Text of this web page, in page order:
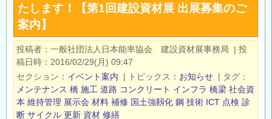
者
に
向
け
2
つ
の
たします！【第1回建設資材展 出展募集のご
案内】
投稿者 一般社団法人日本能率協会 建設資材展事務局 | 投
稿日時
2016/02/29(月) 09:47
セクション
イベント案内 | トピックス お知らせ | タグ
メンテナンス 橋 施工 道路 コンクリート インフラ 橋梁 社会資
本 維持管理 展示会 材料 補修 国土強靱化 鋼 技術 ICT 点検 診
断 サイクル 更新 資材 修繕